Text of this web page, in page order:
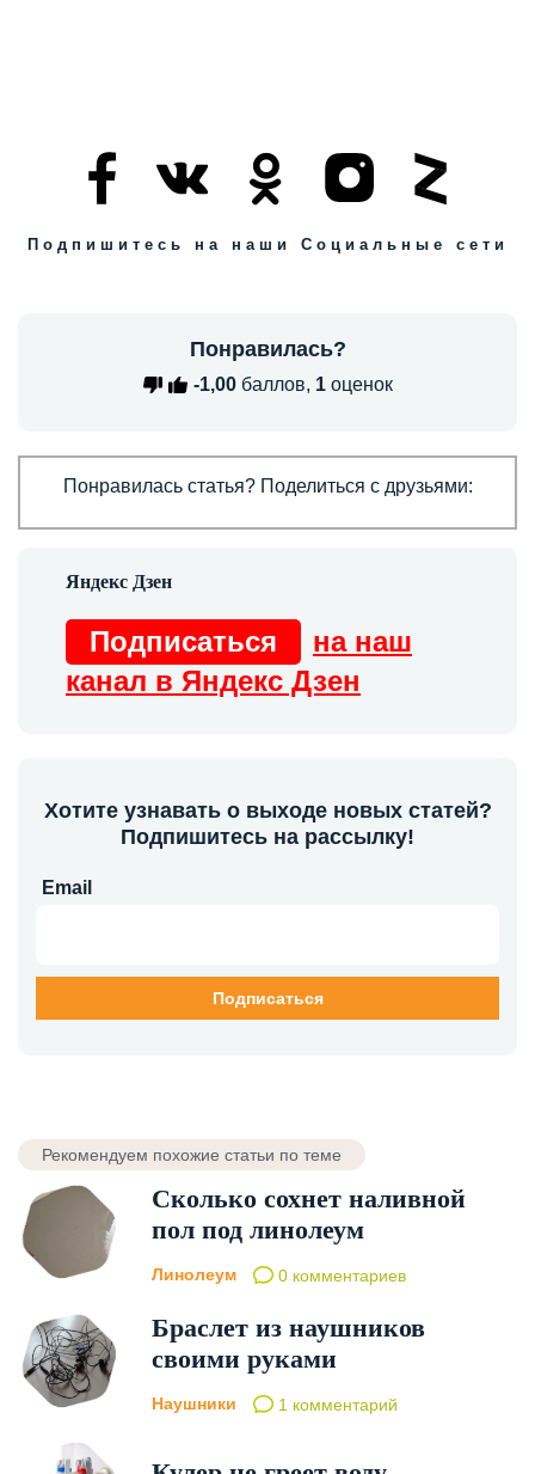
Подпишитесь на наши Социальные сети
Понравилась?
-1,00баллов, 1оценок
Понравилась статья? Поделиться с друзьями:
Подписаться
на наш
канал в Яндекс Дзен
Хотите узнавать о выходе новых статей?
Подпишитесь на рассылку!
Email
Рекомендуем похожие статьи по теме
Сколько сохнет наливной
пол под линолеум
Линолеум 0 комментариев
Браслет из наушников
своими руками
Наушники 1 комментарий